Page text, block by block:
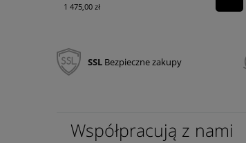
1 475,00 zł
SSL Bezpieczne zakupy
Współpracują z nami